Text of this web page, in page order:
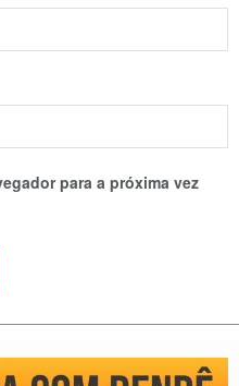
para a próxima vez